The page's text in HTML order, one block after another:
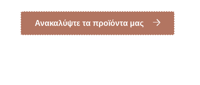
Ανακαλύψτε τα προϊόντα μας